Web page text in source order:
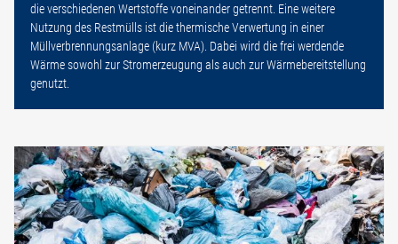
die verschiedenen Wertstoffe voneinander getrennt. Eine weitere
Nutzung des Restmülls ist die thermische Verwertung in einer
Müllverbrennungsanlage (kurz MVA). Dabei wird die frei werdende
Wärme sowohl zur Stromerzeugung als auch zur Wärmebereitstellung
genutzt.